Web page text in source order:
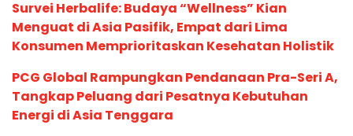
Survei Herbalife: Budaya “Wellness” Kian
Menguat di Asia Pasifik, Empat dari Lima
Konsumen Memprioritaskan Kesehatan Holistik
PCG Global Rampungkan Pendanaan Pra-Seri A,
Tangkap Peluang dari Pesatnya Kebutuhan
Energi di Asia Tenggara